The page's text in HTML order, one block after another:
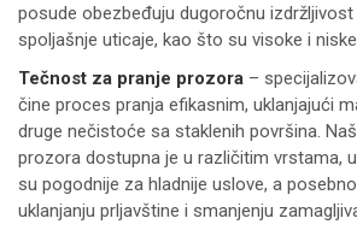
posude obezbeđuju dugoročnu
spoljašnje uticaje, kao što su visoke i
Tečnost za pranje prozora –
čine proces pranja efikasnim, uklanjajući
druge nečistoće sa staklenih površina.
prozora dostupna je u različitim vrstama,
su pogodnije za hladnije uslove, a
uklanjanju prljavštine i smanjenju